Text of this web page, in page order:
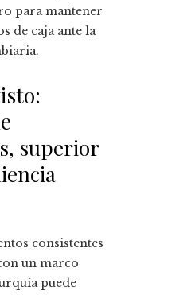
para mantener
de caja ante la
superior
consistentes
un marco
puede